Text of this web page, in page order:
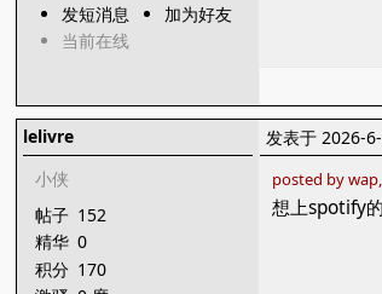
发短消息
加为好友
当前在线
lelivre
小侠
帖子 152
精华 0
积分 170
发表于 2026-
posted by
想上spotify